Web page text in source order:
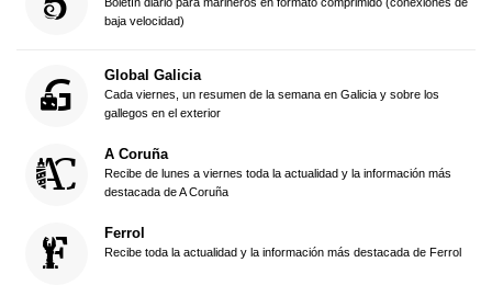
baja velocidad)
Global Galicia
Cada viernes, un resumen de la semana en Galicia y sobre los
gallegos en el exterior
A Coruña
Recibe de lunes a viernes toda la actualidad y la información más
destacada de A Coruña
Ferrol
Recibe toda la actualidad y la información más destacada de Ferrol